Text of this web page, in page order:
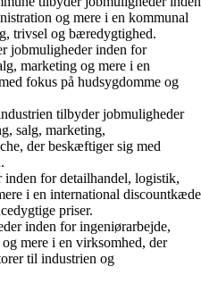
og mere i en kommunal
trivsel og bæredygtighed.
jobmuligheder inden for
marketing og mere i en
fokus på hudsygdomme og
tilbyder jobmuligheder
salg, marketing,
der beskæftiger sig med
for detailhandel, logistik,
i en international discountkæde
priser.
inden for ingeniørarbejde,
mere i en virksomhed, der
til industrien og